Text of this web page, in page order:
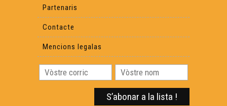
Partenaris
Contacte
Mencions legalas